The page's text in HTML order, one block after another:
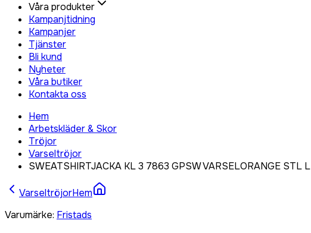
Våra produkter
Kampanjtidning
Kampanjer
Tjänster
Bli kund
Nyheter
Våra butiker
Kontakta oss
Hem
Arbetskläder & Skor
Tröjor
Varseltröjor
SWEATSHIRTJACKA KL 3 7863 GPSW VARSELORANGE STL L
VarseltröjorHem
Varumärke: Fristads